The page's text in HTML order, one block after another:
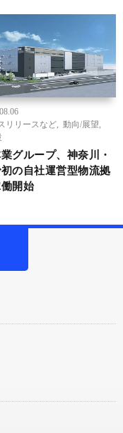
リリースなど
動向/展望
グループ、神奈川・
の自社運営型物流拠
開始